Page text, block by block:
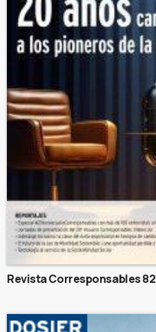
Revista Corresponsables 82